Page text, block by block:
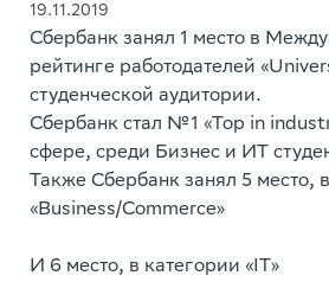
19.11.2019
Сбербанк занял 1 место в
рейтинге работодателей
студенческой аудитории.
Сбербанк стал №1 «Top in
сфере, среди Бизнес и ИТ
Также Сбербанк занял 5 место,
«Business/Commerce»
И 6 место, в категории «IT»